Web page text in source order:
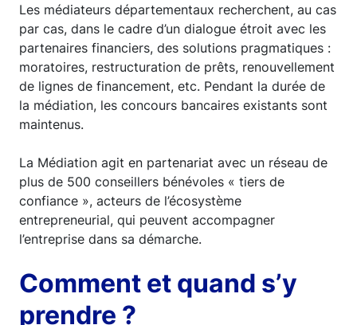
Les médiateurs départementaux recherchent, au cas
par cas, dans le cadre d’un dialogue étroit avec les
partenaires financiers, des solutions pragmatiques :
moratoires, restructuration de prêts, renouvellement
de lignes de financement, etc. Pendant la durée de
la médiation, les concours bancaires existants sont
maintenus.
La Médiation agit en partenariat avec un réseau de
plus de 500 conseillers bénévoles « tiers de
confiance », acteurs de l’écosystème
entrepreneurial, qui peuvent accompagner
l’entreprise dans sa démarche.
Comment et quand s’y
prendre ?